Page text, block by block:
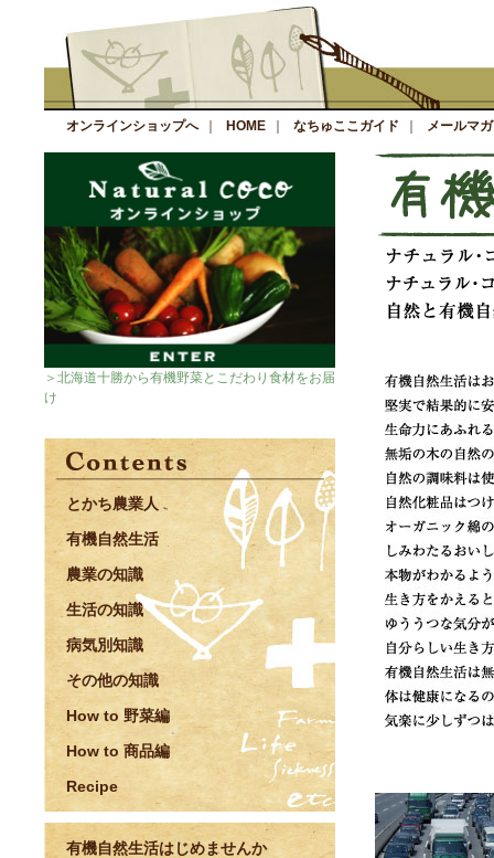
オンラインショップへ HOME なちゅここガイド メールマ
＞北海道十勝から有機野菜とこだわり食材をお届
け
とかち農業人
有機自然生活
農業の知識
生活の知識
病気別知識
その他の知識
How to 野菜編
How to 商品編
Recipe
有機自然生活はじめませんか